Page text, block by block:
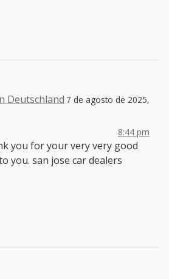
Deutschland 7 de agosto de 2025,
8:44 pm
you for your very very good
you. san jose car dealers